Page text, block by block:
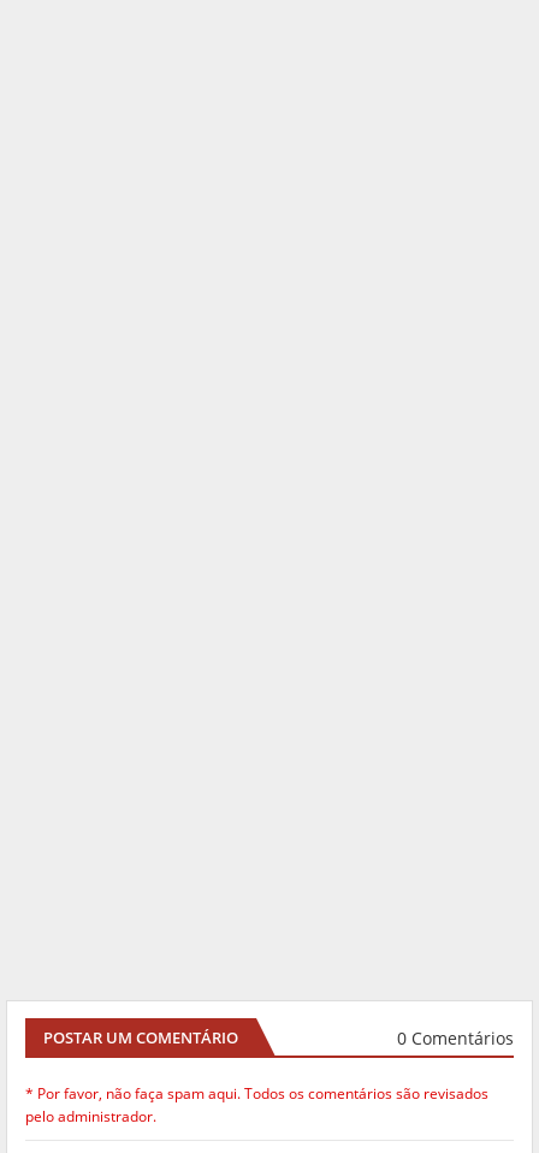
POSTAR UM COMENTÁRIO 0 Comentários
* Por favor, não faça spam aqui. Todos os comentários são revisados
pelo administrador.